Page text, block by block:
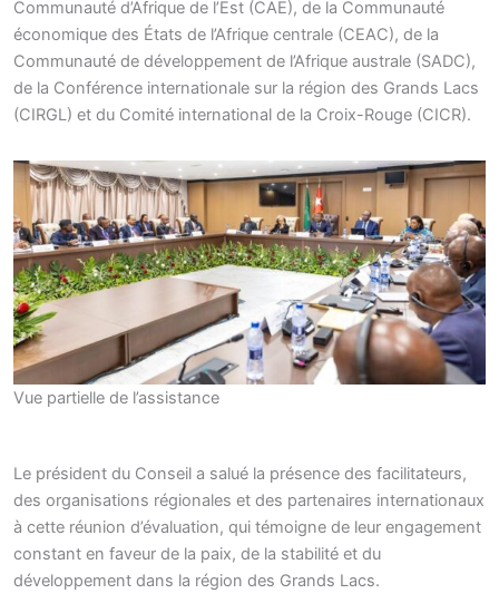
Communauté d’Afrique de l’Est (CAE), de la Communauté
économique des États de l’Afrique centrale (CEAC), de la
Communauté de développement de l’Afrique australe (SADC),
de la Conférence internationale sur la région des Grands Lacs
(CIRGL) et du Comité international de la Croix-Rouge (CICR).
Vue partielle de l’assistance
Le président du Conseil a salué la présence des facilitateurs,
des organisations régionales et des partenaires internationaux
à cette réunion d’évaluation, qui témoigne de leur engagement
constant en faveur de la paix, de la stabilité et du
développement dans la région des Grands Lacs.